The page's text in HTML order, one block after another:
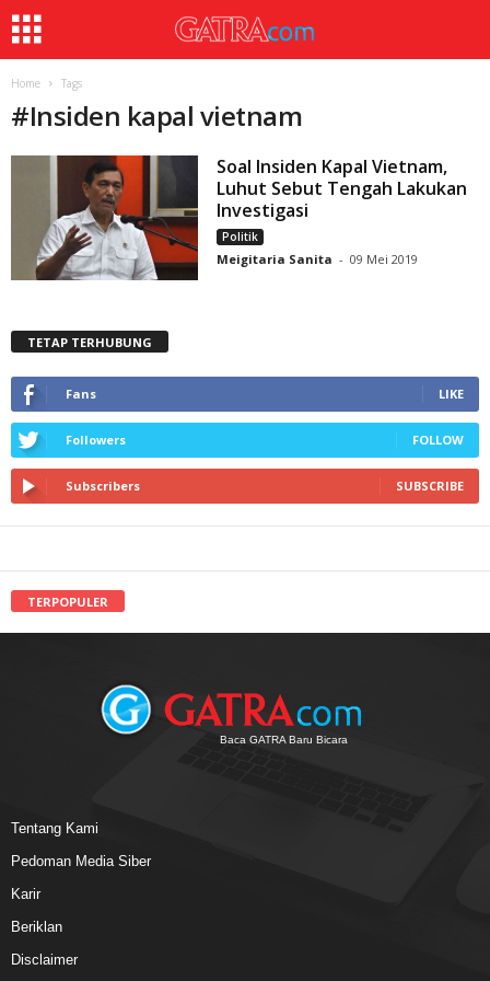
Home Tags
#Insiden kapal vietnam
Soal Insiden Kapal Vietnam,
Luhut Sebut Tengah Lakukan
Investigasi
Politik
Meigitaria Sanita - 09 Mei 2019
TETAP TERHUBUNG
Fans LIKE
Followers FOLLOW
Subscribers SUBSCRIBE
TERPOPULER
Baca GATRA Baru Bicara
Tentang Kami
Pedoman Media Siber
Karir
Beriklan
Disclaimer